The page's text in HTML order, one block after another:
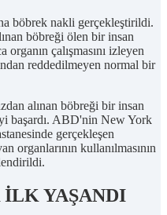
böbrek nakli gerçekleştirildi.
böbreği ölen bir insan
çalışmasını izleyen
reddedilmeyen normal bir
alınan böbreği bir insan
başardı. ABD'nin New York
gerçekleşen
organlarının kullanılmasının
YAŞANDI